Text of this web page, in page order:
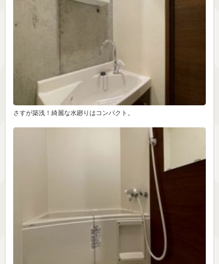
さすが築浅！綺麗な水廻りはコンパクト。